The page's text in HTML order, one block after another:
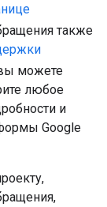
также
можете
любое
и
Google